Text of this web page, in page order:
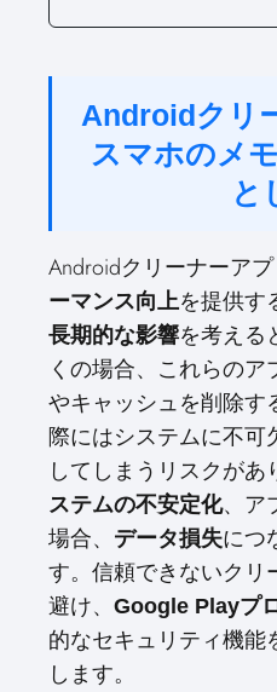
Androidクリ
スマホのメ
と
Androidクリーナーアプ
ーマンス向上を提供す
長期的な影響を考える
くの場合、これらの
やキャッシュを削除す
際にはシステムに不可
してしまうリスクがあ
ステムの不安定化、ア
場合、
データ損失につ
す。信頼できないクリ
避け、
Google Playプ
的なセキュリティ機
します。